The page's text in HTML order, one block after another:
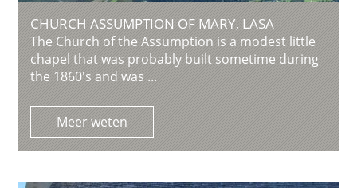
CHURCH ASSUMPTION OF MARY, LASA
The Church of the Assumption is a modest little
chapel that was probably built sometime during
the 1860's and was ...
Meer weten